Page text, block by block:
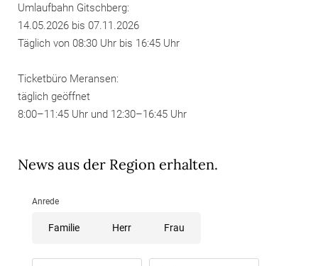
Umlaufbahn Gitschberg:
14.05.2026 bis 07.11.2026
Täglich von 08:30 Uhr bis 16:45 Uhr
Ticketbüro Meransen:
täglich geöffnet
8:00–11:45 Uhr und 12:30–16:45 Uhr
News aus der Region erhalten.
Anrede
Familie Herr Frau